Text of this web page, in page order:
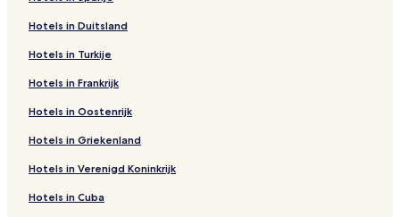
x
r
y
O
E
h
P
a
a
o
H
o
t
J
a
m
o
o
a
l
H
Hotels in Duitsland
Hotels in Turkije
Hotels in Frankrijk
Hotels in Oostenrijk
Hotels in Griekenland
Hotels in Verenigd Koninkrijk
Hotels in Cuba